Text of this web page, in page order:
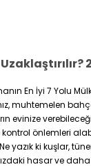
En İyi 7 Yolu
muhtemelen
evinize
kontrol önlemleri
yazık ki kuşlar,
hasar ve